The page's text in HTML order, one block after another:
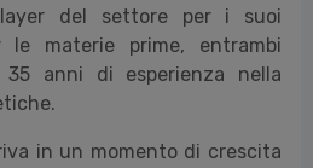
del settore per i suoi
materie prime, entrambi
35 anni di esperienza nella
in un momento di crescita